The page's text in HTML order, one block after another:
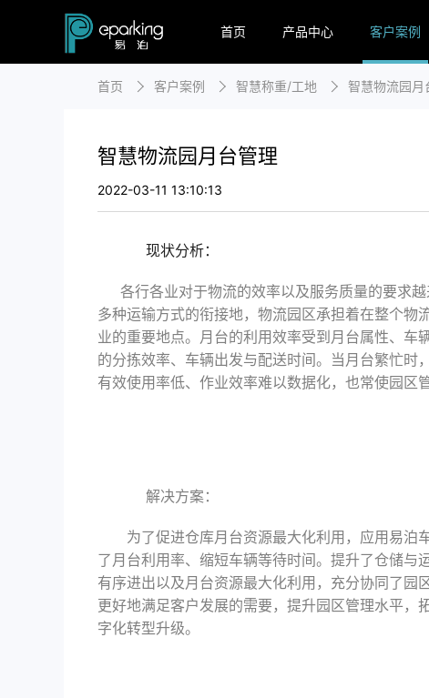
首页 产品中心 客户案例
首页 客户案例 智慧称重/工地 智慧物流园月
智慧物流园月台管理
2022-03-11 13:10:13
现状分析：
各行各业对于物流的效率以及服务质量的要求
多种运输方式的衔接地，物流园区承担着在整个物
业的重要地点。月台的利用效率受到月台属性、车
的分拣效率、车辆出发与配送时间。当月台繁忙时
有效使用率低、作业效率难以数据化，也常使园区
解决方案：
为了促进仓库月台资源最大化利用，应用易泊
了月台利用率、缩短车辆等待时间。提升了仓储与
有序进出以及月台资源最大化利用，充分协同了园
更好地满足客户发展的需要，提升园区管理水平
字化转型升级。